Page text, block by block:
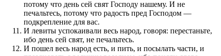
потому что день сей свят Господу нашему. И не
печальтесь, потому что радость пред Господом —
подкрепление для вас.
И левиты успокаивали весь народ, говоря: перестаньте,
ибо день сей свят, не печальтесь.
И пошел весь народ есть, и пить, и посылать части, и